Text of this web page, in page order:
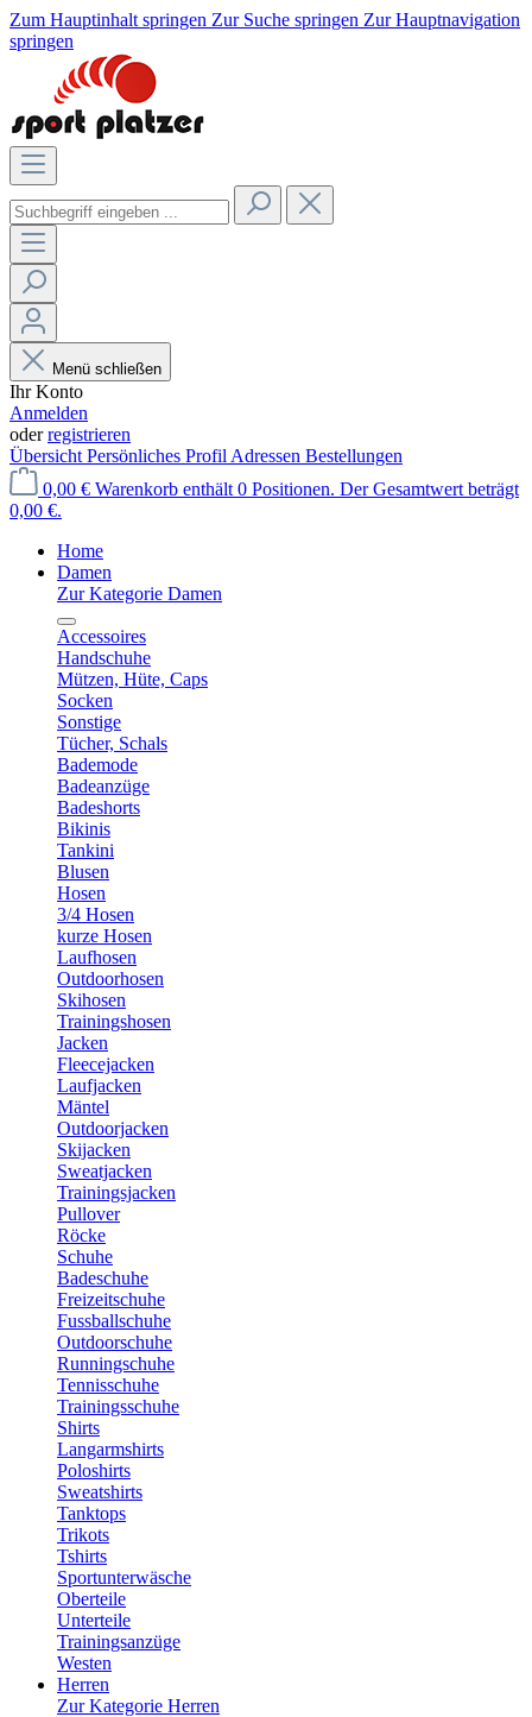
Zum Hauptinhalt springen Zur Suche springen Zur Hauptnavigation
springen
Menü schließen
Ihr Konto
Anmelden
oderregistrieren
Übersicht Persönliches Profil Adressen Bestellungen
0,00 € Warenkorb enthält 0 Positionen. Der Gesamtwert beträgt
0,00 €.
Home
Damen
Zur Kategorie Damen
Accessoires
Handschuhe
Mützen, Hüte, Caps
Socken
Sonstige
Tücher, Schals
Bademode
Badeanzüge
Badeshorts
Bikinis
Tankini
Blusen
Hosen
3/4 Hosen
kurze Hosen
Laufhosen
Outdoorhosen
Skihosen
Trainingshosen
Jacken
Fleecejacken
Laufjacken
Mäntel
Outdoorjacken
Skijacken
Sweatjacken
Trainingsjacken
Pullover
Röcke
Schuhe
Badeschuhe
Freizeitschuhe
Fussballschuhe
Outdoorschuhe
Runningschuhe
Tennisschuhe
Trainingsschuhe
Shirts
Langarmshirts
Poloshirts
Sweatshirts
Tanktops
Trikots
Tshirts
Sportunterwäsche
Oberteile
Unterteile
Trainingsanzüge
Westen
Herren
Zur Kategorie Herren